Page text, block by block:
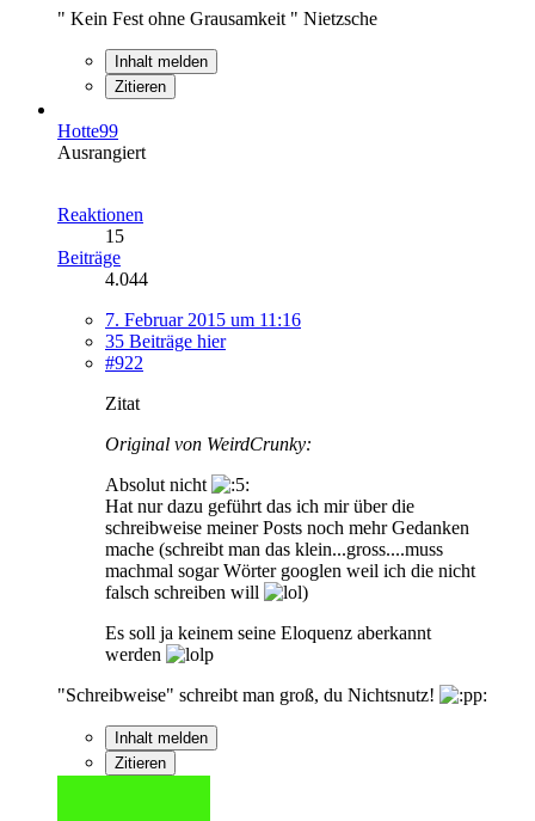
" Kein Fest ohne Grausamkeit " Nietzsche
Inhalt melden
Zitieren
Hotte99
Ausrangiert
Reaktionen
15
Beiträge
4.044
7. Februar 2015 um 11:16
35 Beiträge hier
#922
Zitat
Original von WeirdCrunky:
Absolut nicht
Hat nur dazu geführt das ich mir über die
schreibweise meiner Posts noch mehr Gedanken
mache (schreibt man das klein...gross....muss
machmal sogar Wörter googlen weil ich die nicht
falsch schreiben will
)
Es soll ja keinem seine Eloquenz aberkannt
werden
"Schreibweise" schreibt man groß, du Nichtsnutz!
Inhalt melden
Zitieren